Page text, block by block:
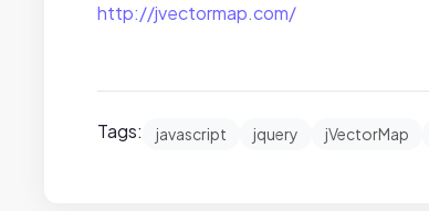
http://jvectormap.com/
Tags: javascript jquery jVectorMap